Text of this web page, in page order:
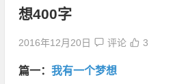
想400字
2016年12月20日 评论 3
篇一： 我有一个梦想